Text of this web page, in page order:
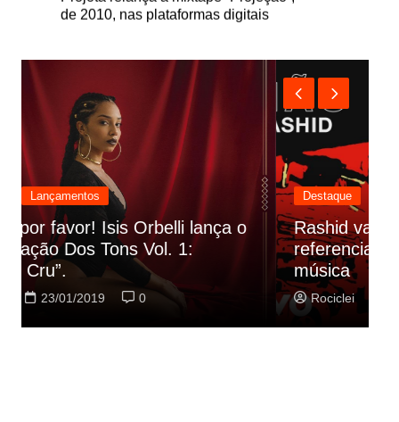
Destaque Lançamentos
Rashid vai buscar nos HQs as
referencias do clipe de sua nova
música
Rociclei 22/01/2019